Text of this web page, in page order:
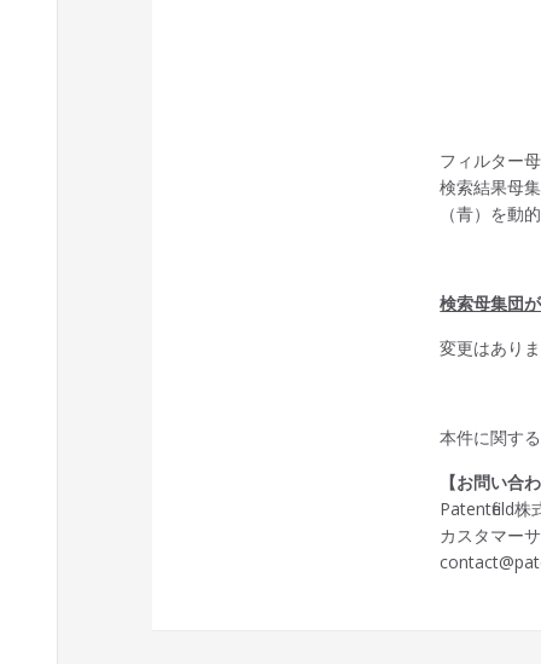
フィルター
検索結果母
（青）を動
検索母集団
変更はあり
本件に関す
【お問い合
Patentfield株
カスタマー